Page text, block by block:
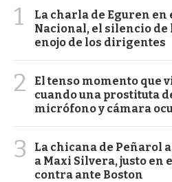
1
La charla de Eguren en
Nacional, el silencio de
enojo de los dirigentes
2
El tenso momento que
cuando una prostituta
micrófono y cámara
3
La chicana de Peñarol
a Maxi Silvera, justo en
contra ante Boston